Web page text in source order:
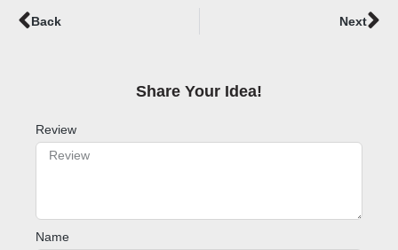
Prev
Back Next
Share Your Idea!​
Review
Name